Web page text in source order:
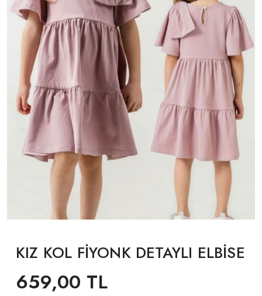
KIZ KOL FİYONK DETAYLI ELBİSE
659,00 TL